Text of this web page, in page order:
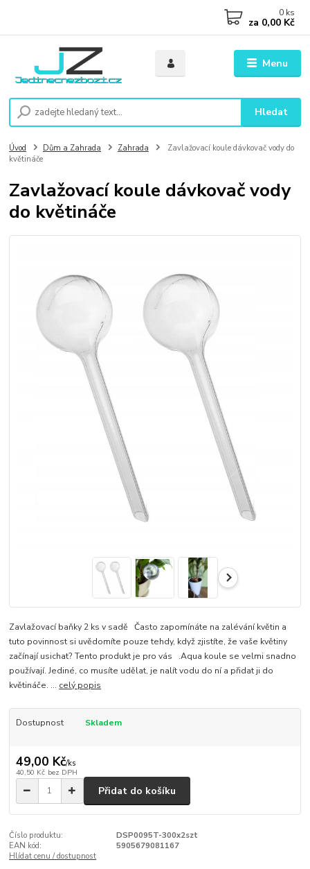
Menu
Hledat
0 ks
za 0,00 Kč
Úvod Dům a Zahrada Zahrada
Zavlažovací koule dávkovač vody do
květináče
Zavlažovací koule dávkovač vody
do květináče
Zavlažovací baňky 2 ks v sadě Často zapomínáte na zalévání květin a
tuto povinnost si uvědomíte pouze tehdy, když zjistíte, že vaše květiny
začínají usichat? Tento produkt je pro vás .Aqua koule se velmi snadno
používají. Jediné, co musíte udělat, je nalít vodu do ní a přidat ji do
květináče. ... celý popis
Dostupnost Skladem
49,00 Kč/ks
40,50 Kč bez DPH
Přidat do košíku
Číslo produktu:
DSP0095T-300x2szt
EAN kód:
5905679081167
Hlídat cenu / dostupnost